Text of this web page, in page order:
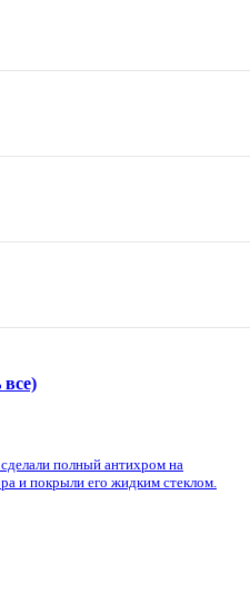
все)
полный антихром на
и покрыли его жидким стеклом.